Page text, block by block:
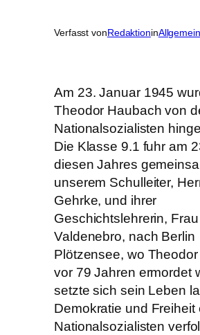
Verfasst vonRedaktioninAllgemein
Am 23. Januar 1945
Theodor Haubach von
Nationalsozialisten
Die Klasse 9.1 fuhr am
diesen Jahres
unserem Schulleiter,
Gehrke, und ihrer
Geschichtslehrerin, Frau
Valdenebro, nach Berlin
Plötzensee, wo
vor 79 Jahren ermordet
setzte sich sein Leben
Demokratie und Freiheit
Nationalsozialisten